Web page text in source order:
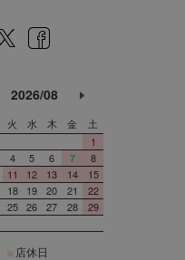
2026/08
火 水 木 金
土
1
4 5 6 7
8
11 12 13 14
15
18 19 20 21
22
25 26 27 28
29
店休日